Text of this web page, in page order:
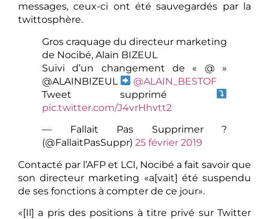
messages, ceux-ci ont été sauvegardés par la
twittosphère.
Gros craquage du directeur marketing
de Nocibé, Alain BIZEUL
Suivi d’un changement de « @ »
@ALAINBIZEUL
@ALAIN_BESTOF
Tweet supprimé
pic.twitter.com/J4vrHhvtt2
— Fallait Pas Supprimer ?
(@FallaitPasSuppr) 25 février 2019
Contacté par l’AFP et LCI, Nocibé a fait savoir que
son directeur marketing «a[vait] été suspendu
de ses fonctions à compter de ce jour».
«[Il] a pris des positions à titre privé sur Twitter